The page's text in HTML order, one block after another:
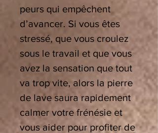
peurs qui empêchent
d’avancer. Si vous êtes
stressé, que vous croulez
sous le travail et que vous
avez la sensation que tout
va trop vite, alors la pierre
de lave saura rapidement
calmer votre frénésie et
vous aider pour profiter de